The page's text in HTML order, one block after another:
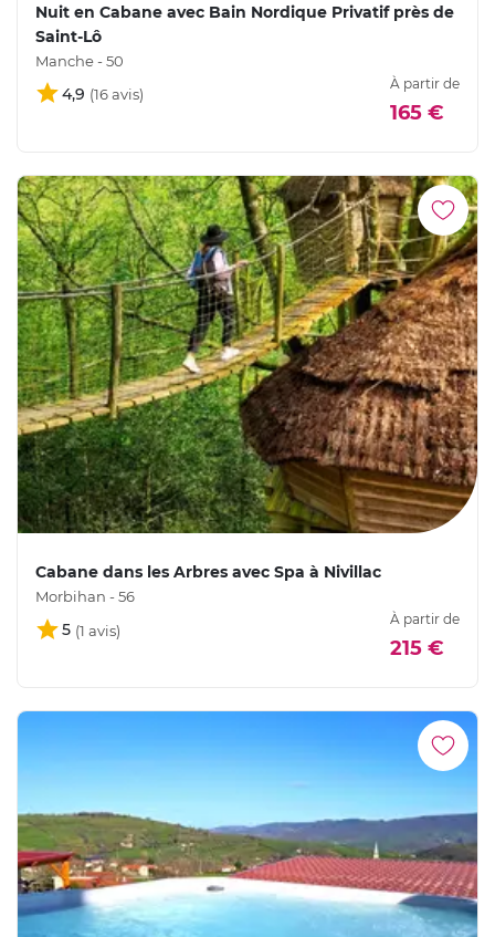
Nuit en Cabane avec Bain Nordique Privatif près de
Saint-Lô
Manche - 50
4,9
À partir de
165 €
Cabane dans les Arbres avec Spa à Nivillac
Morbihan - 56
5
À partir de
215 €